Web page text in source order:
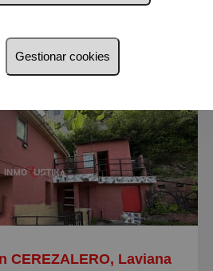
CEREZALERO, Laviana
Gestionar cookies